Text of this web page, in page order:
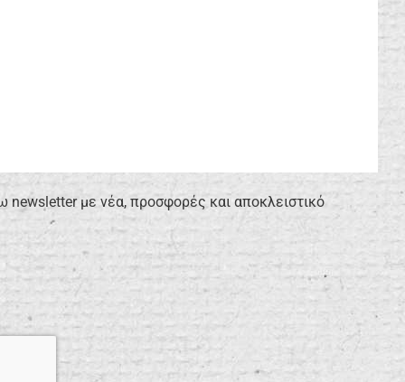
με νέα, προσφορές και αποκλειστικό